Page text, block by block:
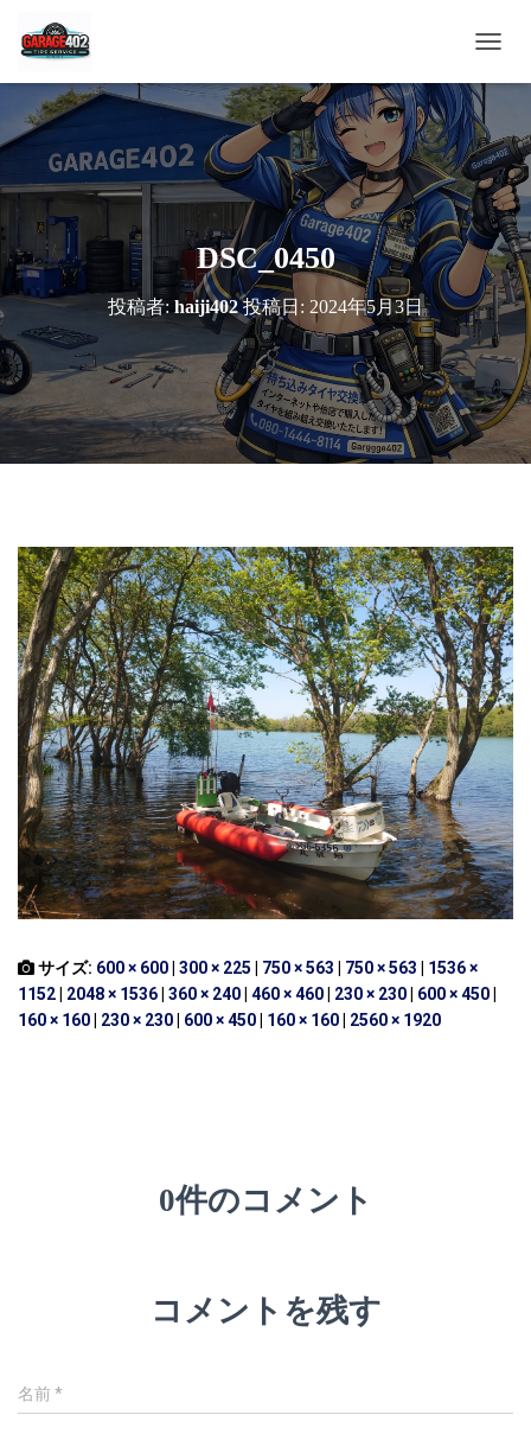
ビ
ー
シ
ョ
ン
を
切
り
替
え
DSC_0450
投稿者: haiji402投稿日: 2024年5月3日
サイズ: 600 × 600| 300 × 225 | 750 × 563 | 750 × 563 | 1536 ×
1152| 2048 × 1536| 360 × 240| 460 × 460| 230 × 230| 600 × 450|
160 × 160| 230 × 230| 600 × 450| 160 × 160| 2560 × 1920
0件のコメント
コメントを残す
名前*